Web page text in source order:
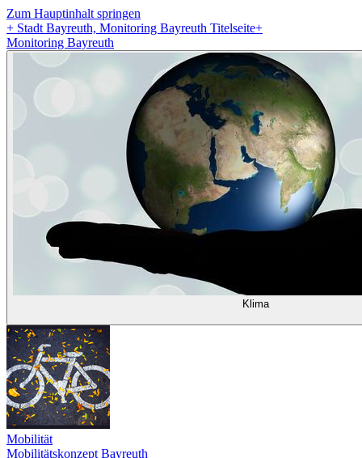
Zum Hauptinhalt springen
+ Stadt Bayreuth, Monitoring Bayreuth Titelseite+
Monitoring Bayreuth
Klima
Mobilität
Mobilitätskonzept Bayreuth